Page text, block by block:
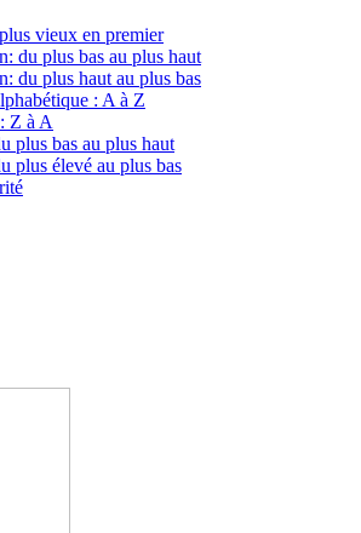
vieux en premier
du plus bas au plus haut
du plus haut au plus bas
: A à Z
Z à A
plus bas au plus haut
plus élevé au plus bas